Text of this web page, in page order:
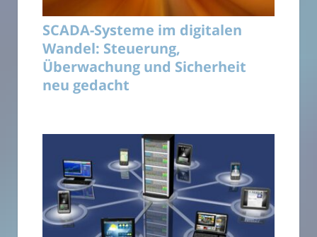
SCADA-Systeme im digitalen
Wandel: Steuerung,
Überwachung und Sicherheit
neu gedacht